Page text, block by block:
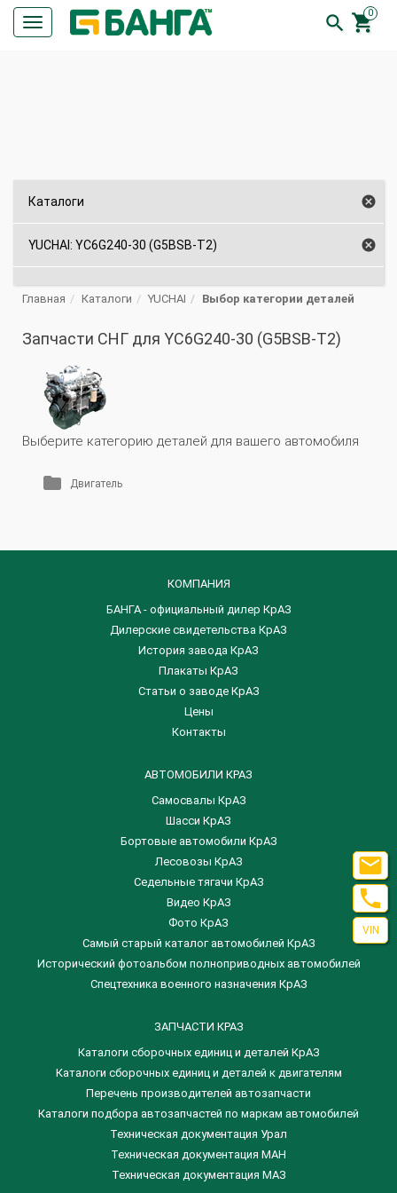
Кнопка
меню
0


Каталоги 
YUCHAI: YC6G240-30 (G5BSB-T2) 
Главная Каталоги YUCHAI Выбор категории деталей
Запчасти СНГ для YC6G240-30 (G5BSB-T2)
Выберите категорию деталей для вашего автомобиля
Двигатель
КОМПАНИЯ
БАНГА - официальный дилер КрАЗ
Дилерские свидетельства КрАЗ
История завода КрАЗ
Плакаты КрАЗ
Статьи о заводе КрАЗ
Цены
Контакты
АВТОМОБИЛИ КРАЗ
Самосвалы КрАЗ
Шасси КрАЗ
Бортовые автомобили КрАЗ
Лесовозы КрАЗ
Седельные тягачи КрАЗ
Видео КрАЗ
Фото КрАЗ
Самый старый каталог автомобилей КрАЗ
Исторический фотоальбом полноприводных автомобилей
Спецтехника военного назначения КрАЗ
ЗАПЧАСТИ КРАЗ
Каталоги сборочных единиц и деталей КрАЗ
​Каталоги сборочных единиц и деталей к двигателям
Перечень производителей автозапчасти
Каталоги подбора автозапчастей по маркам автомобилей
Техническая документация Урал
Техническая документация МАН
Техническая документация МАЗ


VIN